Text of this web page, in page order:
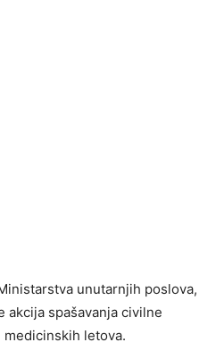
unutarnjih poslova,
akcija spašavanja civilne
letova.